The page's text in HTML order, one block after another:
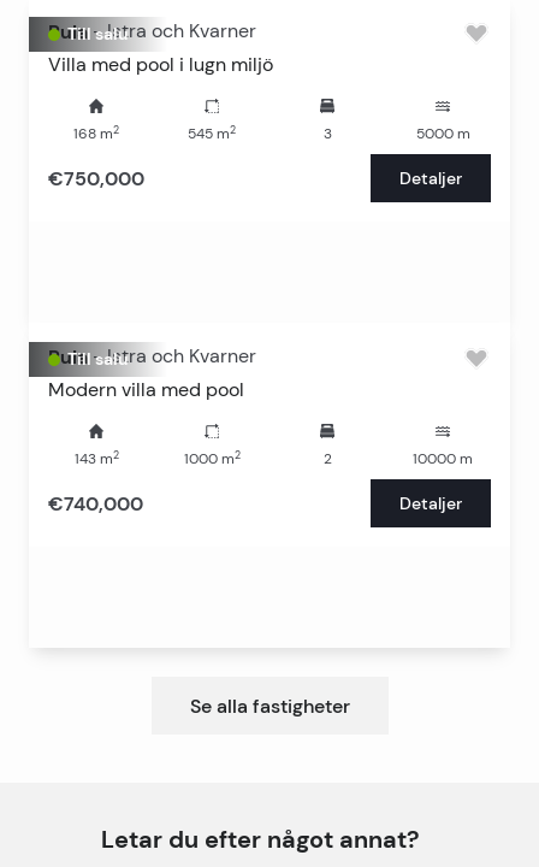
Till salu
Pula - Istra och Kvarner
Villa med pool i lugn miljö
168 m2 545 m2 3 5000m
€750,000 Detaljer
Till salu
Pula - Istra och Kvarner
Modern villa med pool
143m2 1000m2 2 10000 m
€740,000 Detaljer
Se alla fastigheter
Letar du efter något annat?